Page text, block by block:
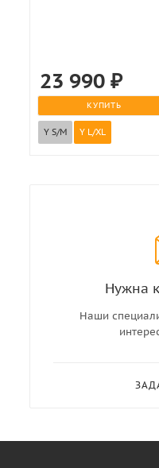
23 990₽
КУПИТЬ
Y S/M Y L/XL
Нужна
Наши